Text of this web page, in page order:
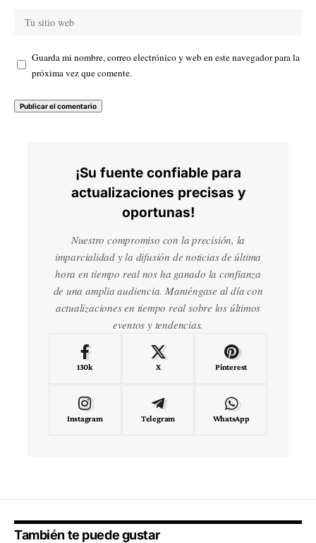
Guarda mi nombre, correo electrónico y web en este navegador para la
próxima vez que comente.
¡Su fuente confiable para
actualizaciones precisas y
oportunas!
Nuestro compromiso con la precisión, la
imparcialidad y la difusión de noticias de última
hora en tiempo real nos ha ganado la confianza
de una amplia audiencia. Manténgase al día con
actualizaciones en tiempo real sobre los últimos
eventos y tendencias.
130k X Pinterest
Instagram Telegram WhatsApp
También te puede gustar